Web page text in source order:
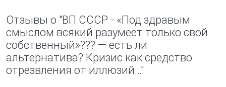
Отзывы о "ВП СССР - «Под здравым
смыслом всякий разумеет только свой
собственный»??? — есть ли
альтернатива? Кризис как средство
отрезвления от иллюзий…"